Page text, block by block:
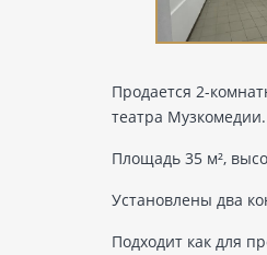
Продается 2-
театра Музкомедии.
Площадь 35 м²,
Установлены два
Подходит как для